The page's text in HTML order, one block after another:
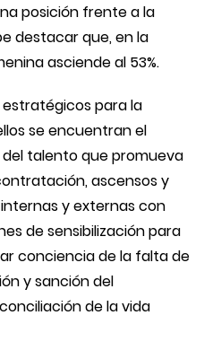
posición frente a la
destacar que, en la
asciende al 53%.
para la
se encuentran el
talento que promueva
ascensos y
y externas con
de sensibilización para
conciencia de la falta de
y sanción del
de la vida